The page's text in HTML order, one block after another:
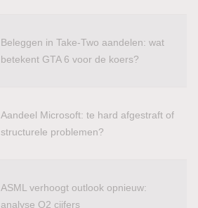
Beleggen in Take-Two aandelen: wat
betekent GTA 6 voor de koers?
Aandeel Microsoft: te hard afgestraft of
structurele problemen?
ASML verhoogt outlook opnieuw:
analyse Q2 cijfers